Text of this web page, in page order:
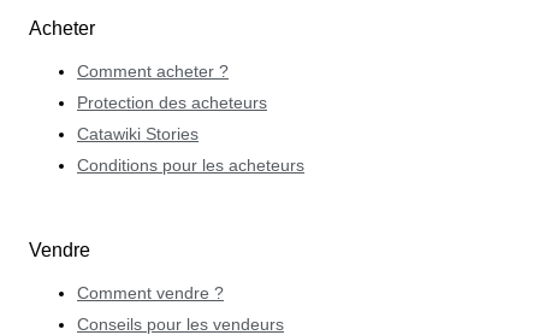
Acheter
Comment acheter ?
Protection des acheteurs
Catawiki Stories
Conditions pour les acheteurs
Vendre
Comment vendre ?
Conseils pour les vendeurs